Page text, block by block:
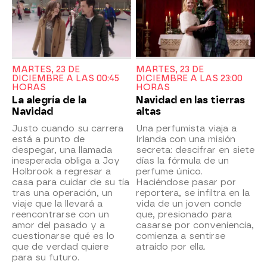
MARTES, 23 DE
DICIEMBRE A LAS 00:45
HORAS
La alegría de la
Navidad
Justo cuando su carrera
está a punto de
despegar, una llamada
inesperada obliga a Joy
Holbrook a regresar a
casa para cuidar de su tía
tras una operación, un
viaje que la llevará a
reencontrarse con un
amor del pasado y a
cuestionarse qué es lo
que de verdad quiere
para su futuro.
MARTES, 23 DE
DICIEMBRE A LAS 23:00
HORAS
Navidad en las tierras
altas
Una perfumista viaja a
Irlanda con una misión
secreta: descifrar en siete
días la fórmula de un
perfume único.
Haciéndose pasar por
reportera, se infiltra en la
vida de un joven conde
que, presionado para
casarse por conveniencia,
comienza a sentirse
atraído por ella.